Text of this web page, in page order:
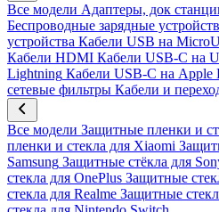
Все модели Адаптеры, док
Беспроводные зарядные
устройства Кабели USB на
Кабели HDMI Кабели USB-C на
Lightning Кабели USB-C на Apple
сетевые фильтры Кабели и
Все модели Защитные пленки и
пленки и стекла для Xiaomi
Samsung Защитные стёкла для
стекла для OnePlus Защитные
стекла для Realme Защитные